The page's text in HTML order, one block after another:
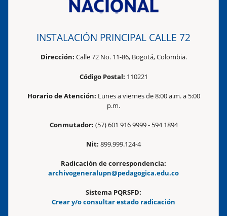
INSTALACIÓN PRINCIPAL CALLE 72
Dirección: Calle 72 No. 11-86, Bogotá, Colombia.
Código Postal: 110221
Horario de Atención: Lunes a viernes de 8:00 a.m. a 5:00
p.m.
Conmutador: (57) 601 916 9999 - 594 1894
Nit: 899.999.124-4
Radicación de correspondencia:
archivogeneralupn@pedagogica.edu.co
Sistema PQRSFD:
Crear y/o consultar estado radicación